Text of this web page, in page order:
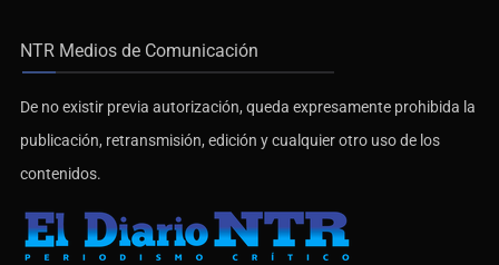
NTR Medios de Comunicación
De no existir previa autorización, queda expresamente prohibida la
publicación, retransmisión, edición y cualquier otro uso de los
contenidos.